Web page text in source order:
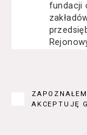
fundacji
lub
AKCEPTUJĘ